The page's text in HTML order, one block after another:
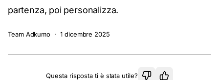
partenza, poi personalizza.
Team Adkumo · 1 dicembre 2025
Questa risposta ti è stata utile?